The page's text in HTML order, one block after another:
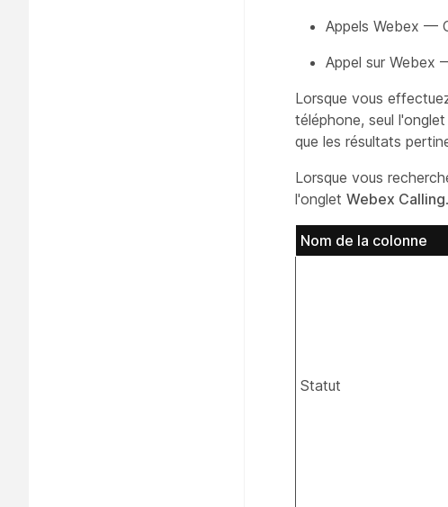
Appels Webex —
Appel sur Webex
Lorsque vous
téléphone, seul
que les résultats
Lorsque vous
l'onglet Webex Calling
Nom de la colonne
Statut